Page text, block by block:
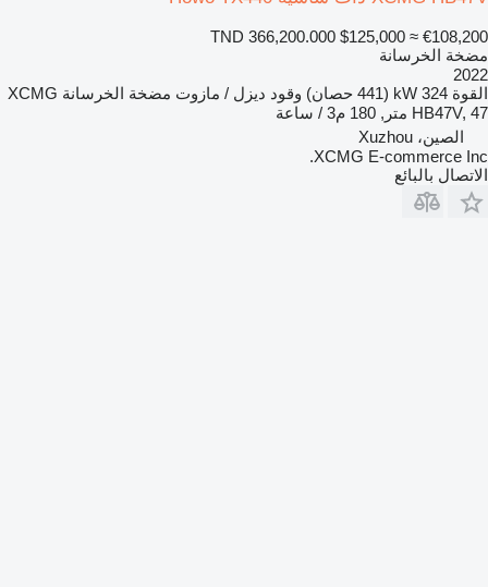
TND 366,200.000 $125,000 ≈ €108,200
مضخة الخرسانة
2022
القوة 324 kW (441 حصان) وقود ديزل / مازوت مضخة الخرسانة XCMG
HB47V, 47 متر, 180 م3 / ساعة
الصين، Xuzhou
XCMG E-commerce Inc.
الاتصال بالبائع